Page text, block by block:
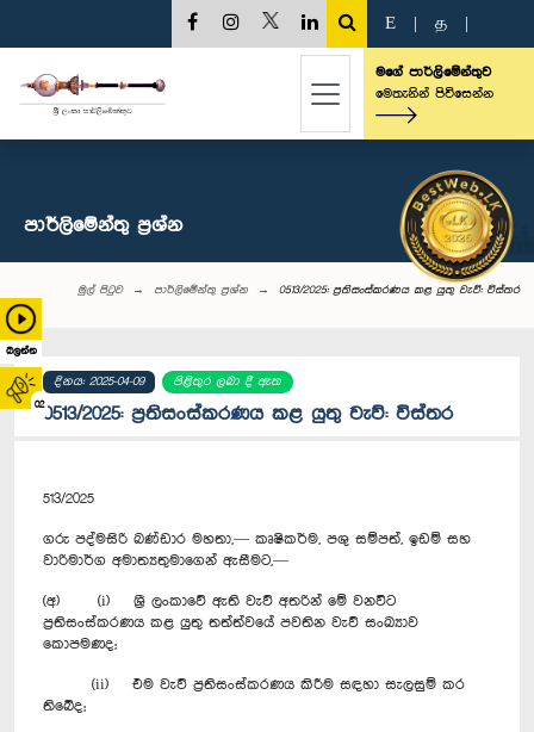
බලන්න
02
E த
මගේ පාර්ලිමේන්තුව
මෙතැනින් පිවිසෙන්න
පාර්ලි‌මේන්තු‌ ප්‍රශ්න
මුල් පිටුව පාර්ලි‌මේන්තු‌ ප්‍රශ්න 0513/2025: ප්‍රතිසංස්කරණය කළ යුතු වැව්: විස්තර
දිනය: 2025-04-09 පිළිතුර ලබා දී ඇත
0513/2025: ප්‍රතිසංස්කරණය කළ යුතු වැව්: විස්තර
513/2025
ගරු පද්මසිරි බණ්ඩාර මහතා,— කෘෂිකර්ම, පශු සම්පත්, ඉඩම් සහ
වාරිමාර්ග අමාත්‍යතුමාගෙන් ඇසීමට,—
(අ) (i) ශ්‍රී ලංකාවේ ඇති වැව් අතරින් මේ වනවිට
ප්‍රතිසංස්කරණය කළ යුතු තත්ත්වයේ පවතින වැව් සංඛ්‍යාව
කොපමණද;
(ii) එම වැව් ප්‍රතිසංස්කරණය කිරීම සඳහා සැලසුම් කර
තිබේද;